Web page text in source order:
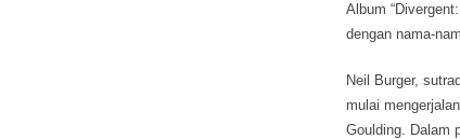
Album
dengan nama-
Neil Burger,
mulai
Goulding. Dalam